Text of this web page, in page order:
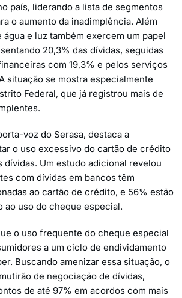
país, liderando a lista de segmentos
o aumento da inadimplência. Além
água e luz também exercem um papel
20,3% das dívidas, seguidas
com 19,3% e pelos serviços
situação se mostra especialmente
Federal, que já registrou mais de
voz do Serasa, destaca a
o uso excessivo do cartão de crédito
dívidas. Um estudo adicional revelou
com dívidas em bancos têm
ao cartão de crédito, e 56% estão
ao uso do cheque especial.
o uso frequente do cheque especial
a um ciclo de endividamento
Buscando amenizar essa situação, o
de negociação de dívidas,
de até 97% em acordos com mais